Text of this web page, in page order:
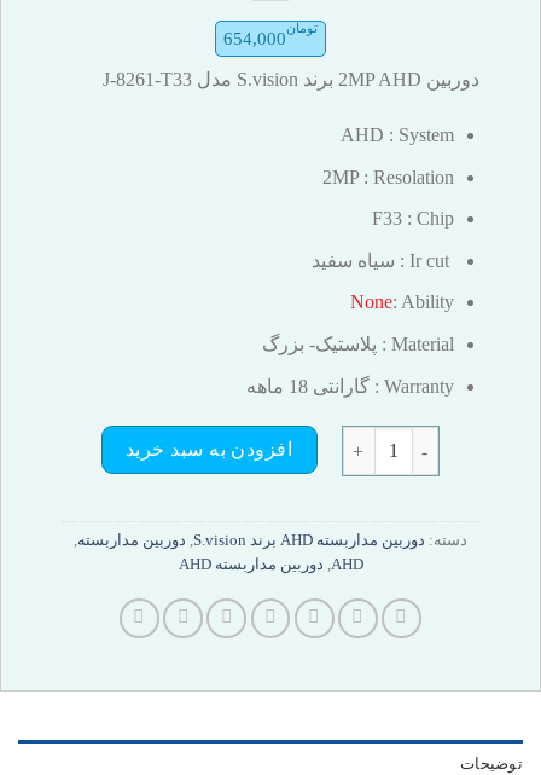
تومان
654,000
دوربین 2MP AHD برند S.vision مدل J-8261-T33
AHD : System
2MP :Resolation
F33 :Chip
None: Ability
Material : پلاستیک- بزرگ
Warranty : گارانتی 18 ماهه
افزودن به سبد خرید
دسته: دوربین مداربسته AHD برند S.vision , دوربین مداربسته,
AHD
, دوربین مداربسته AHD
توضیحات